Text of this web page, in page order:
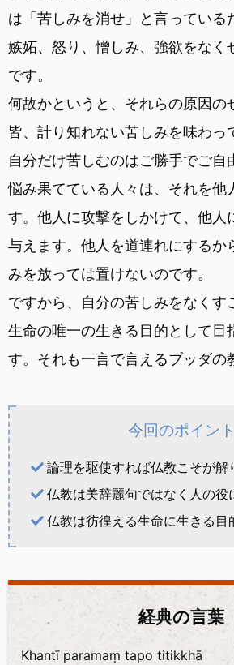
は「苦しみを消せ」と言っている
嫉妬、怒り、憎しみ、強欲をなく
です。
何故かというと、それらの原因の
皆、計り知れない苦しみを味わっ
自分だけ苦しむのはご勝手でご自
悩み果てている人々は、それを他
す。他人に攻撃をしかけて、他人
与えます。他人を道連れにするか
みを放っては置けないのです。
ですから、自分の苦しみをなくす
生命の唯一の生きる目的として目
す。それも一言で言えるブッダの
今回のポイント
論理を駆使すれば仏教こそが解
仏教は美辞麗句ではなく人の役
仏教は彷徨える生命に生きる目
経典の言葉
Khantī paramaṃ tapo titikkhā